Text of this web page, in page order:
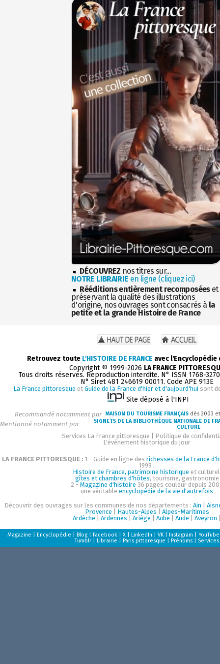
DÉCOUVREZ nos titres sur...
NOTRE LIBRAIRIE en ligne (cliquez ici)
Rééditions entièrement recomposéeset
préservant la qualité des illustrations
d'origine, nos ouvrages sont consacrés à la
petite et la grande Histoire de France
Retrouvez toute L'HISTOIRE DE FRANCE avec
Copyright © 1999-2026 LA FRANCE
Tous droits réservés. Reproduction interdite. N° ISSN 1768-
N° Siret 481 246619 00011. Code APE 913E
La France pittoresque et Guide de la France d'hier et d'aujourd'hui sont
Site déposé à l'INPI
Recommandé notamment par MAISON DU TOURISME FRANÇAIS dès 2003
Mentionné notamment par
SIGNETS DE LA BIBLIOTHÈQUE NATIONALE DE
CULTURE
Services La France pittoresque
Politique de
L'événement historique du jour
LA FRANCE PITTORESQUE : 1 - Guide en ligne des richesses de la France
1999 :
Histoire de France, patrimoine historique et
gîtes et chambres d'hôtes, tourisme, gastronomie
2 - Magazine d'histoire 36 pages couleur depuis
une véritableencyclopédie de la vie d'autrefois
Découvrir des ouvrages sur les communes de nos départements :Ain |
Provence
Hautes-Alpes
Alpes-Maritimes
Ardèche |Ardennes |Ariège |Aube |Aude |Aveyron
Magazine |Encyclopédie |Blog |Facebook |X |LinkedIn |VK |Instagram |YouTube
Tumblr |Librairie |Paris pittoresque |Prénoms Services